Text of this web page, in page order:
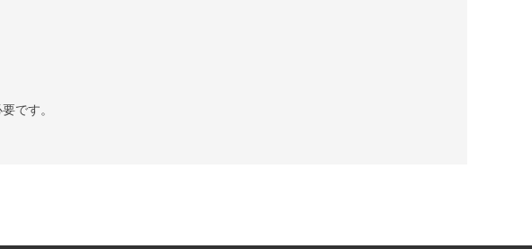
です。